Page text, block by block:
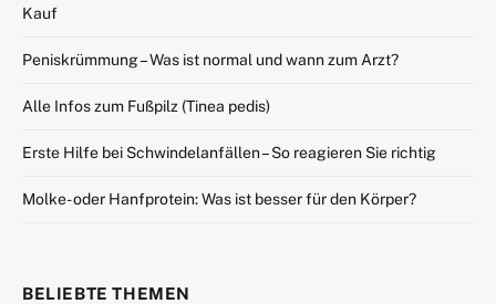
Kauf
Peniskrümmung – Was ist normal und wann zum Arzt?
Alle Infos zum Fußpilz (Tinea pedis)
Erste Hilfe bei Schwindelanfällen – So reagieren Sie richtig
Molke- oder Hanfprotein: Was ist besser für den Körper?
BELIEBTE THEMEN